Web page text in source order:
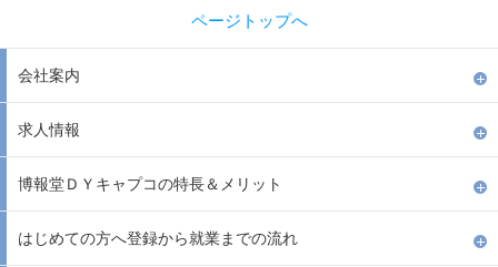
ページトップへ
会社案内
求人情報
博報堂ＤＹキャプコの特長＆メリット
はじめての方へ登録から就業までの流れ